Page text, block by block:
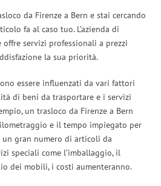
da Firenze a Bern e stai cercando
fa al caso tuo. L’azienda di
servizi professionali a prezzi
la sua priorità.
essere influenzati da vari fattori
di beni da trasportare e i servizi
un trasloco da Firenze a Bern
e il tempo impiegato per
gran numero di articoli da
speciali come l’imballaggio, il
dei mobili, i costi aumenteranno.